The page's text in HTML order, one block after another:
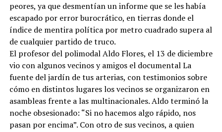
peores, ya que desmentían un informe que se les había
escapado por error burocrático, en tierras donde el
índice de mentira política por metro cuadrado supera al
de cualquier partido de truco.
El profesor del polimodal Aldo Flores, el 13 de diciembre
vio con algunos vecinos y amigos el documental La
fuente del jardín de tus arterias, con testimonios sobre
cómo en distintos lugares los vecinos se organizaron en
asambleas frente a las multinacionales. Aldo terminó la
noche obsesionado: “Si no hacemos algo rápido, nos
pasan por encima”. Con otro de sus vecinos, a quien